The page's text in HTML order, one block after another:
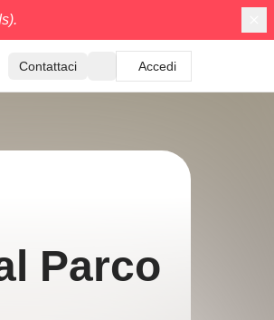
Contattaci Accedi
Parco